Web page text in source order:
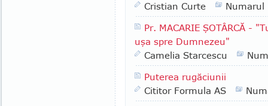
Cristian Curte
Numarul
Pr. MACARIE ŞOTÂRCĂ -
uşa spre Dumnezeu"
Camelia Starcescu
Puterea rugăciunii
Cititor Formula AS